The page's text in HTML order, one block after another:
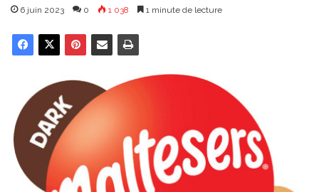
6 juin 2023 0 1 038 1 minute de lecture